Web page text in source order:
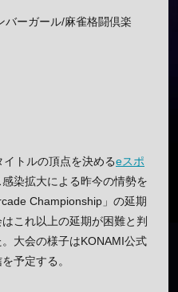
バーガール/麻雀格闘倶楽
トルの頂点を決めるeスポ
染拡大による昨今の情勢を
Championship」の延期
これ以上の延期が困難と判
大会の様子はKONAMI公式
予定する。